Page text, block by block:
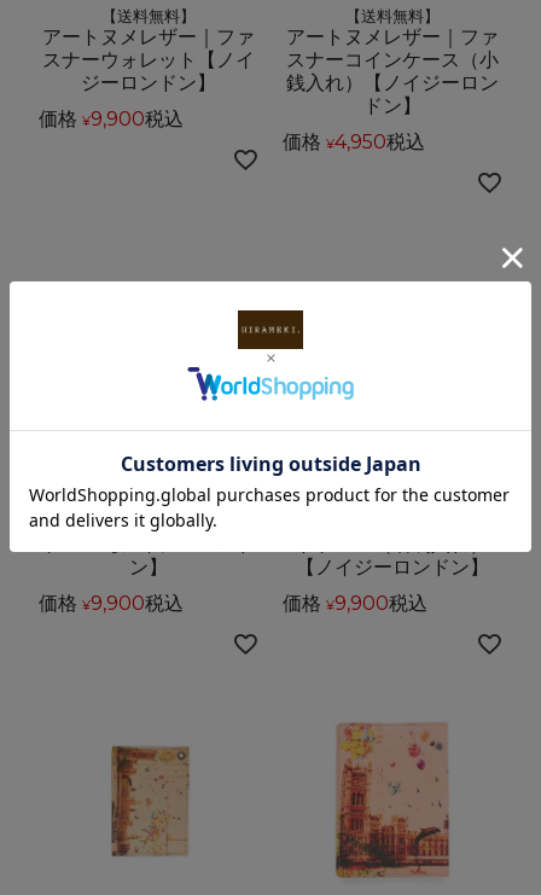
【送料無料】
アートヌメレザー｜ファ
スナーウォレット【ノイ
ジーロンドン】
価格 ¥9,900税込
【送料無料】
アートヌメレザー｜ファ
スナーコインケース（小
銭入れ）【ノイジーロン
ドン】
価格 ¥4,950税込
【送料無料】
アートヌメレザー｜キー
ン】
価格 ¥9,900税込
【送料無料】
【ノイジーロンドン】
価格 ¥9,900税込